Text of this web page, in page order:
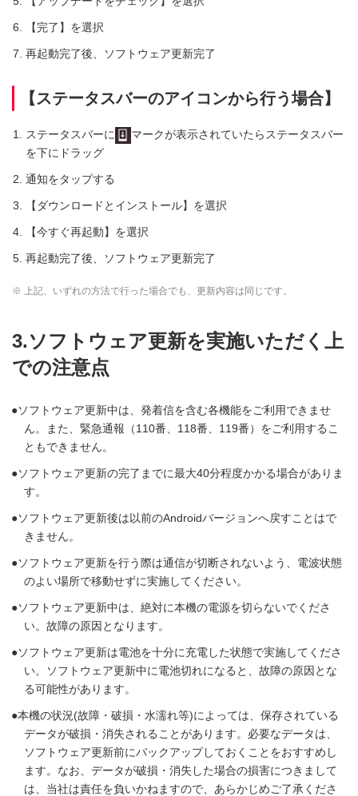
【完了】を選択
再起動完了後、ソフトウェア更新完了
【ステータスバーのアイコンから行う場合】
ステータスバーに
マークが表示されていたらステータスバー
を下にドラッグ
通知をタップする
【ダウンロードとインストール】を選択
【今すぐ再起動】を選択
再起動完了後、ソフトウェア更新完了
※ 上記、いずれの方法で行った場合でも、更新内容は同じです。
3.ソフトウェア更新を実施いただく上
での注意点
ソフトウェア更新中は、発着信を含む各機能をご利用できませ
ん。また、緊急通報（110番、118番、119番）をご利用するこ
ともできません。
ソフトウェア更新の完了までに最大40分程度かかる場合がありま
す。
ソフトウェア更新後は以前のAndroidバージョンへ戻すことはで
きません。
ソフトウェア更新を行う際は通信が切断されないよう、電波状態
のよい場所で移動せずに実施してください。
ソフトウェア更新中は、絶対に本機の電源を切らないでくださ
い。故障の原因となります。
ソフトウェア更新は電池を十分に充電した状態で実施してくださ
い。ソフトウェア更新中に電池切れになると、故障の原因とな
る可能性があります。
本機の状況(故障・破損・水濡れ等)によっては、保存されている
データが破損・消失されることがあります。必要なデータは、
ソフトウェア更新前にバックアップしておくことをおすすめし
ます。なお、データが破損・消失した場合の損害につきまして
は、当社は責任を負いかねますので、あらかじめご了承くださ